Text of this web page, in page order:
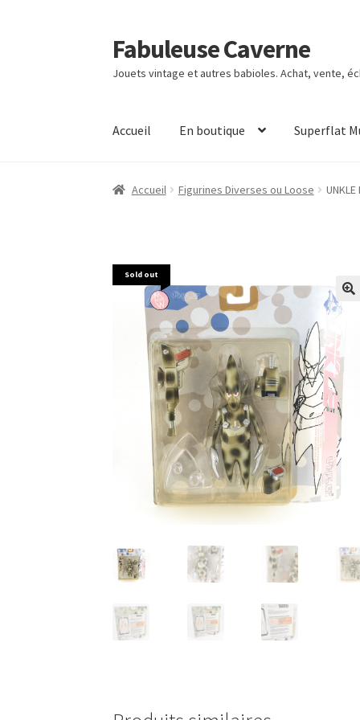
Aller
à
la
Aller
au
contenu
Fabuleuse Caverne
Jouets vintage et autres babioles. Achat, vente,
Accueil En boutique Superflat
Accueil Figurines Diverses ou Loose
Sold out